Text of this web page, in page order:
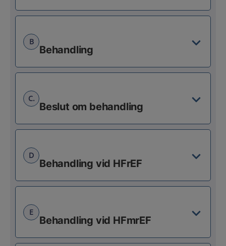
B
Behandling
C.
Beslut om behandling
D
Behandling vid HFrEF
E
Behandling vid HFmrEF